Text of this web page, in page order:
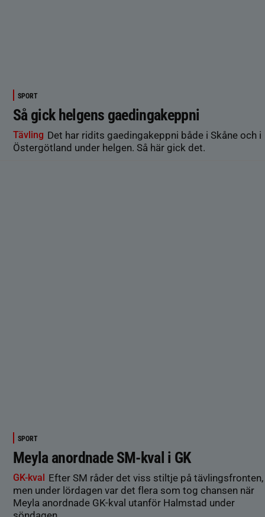
SPORT
Så gick helgens gaedingakeppni
Tävling Det har ridits gaedingakeppni både i Skåne och i
Östergötland under helgen. Så här gick det.
SPORT
Meyla anordnade SM-kval i GK
GK-kval Efter SM råder det viss stiltje på tävlingsfronten,
men under lördagen var det flera som tog chansen när
Meyla anordnade GK-kval utanför Halmstad under